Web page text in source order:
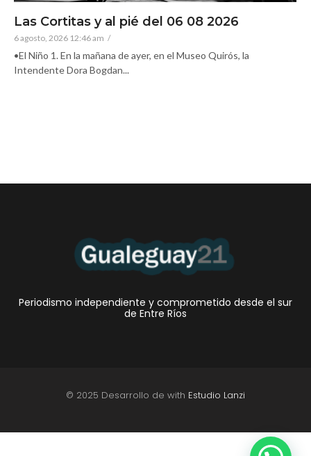
Las Cortitas y al pié del 06 08 2026
6 agosto, 2026 12:46 am /
•El Niño 1. En la mañana de ayer, en el Museo Quirós, la
Intendente Dora Bogdan...
Periodismo independiente y comprometido desde el sur
de Entre Ríos
© 2025 Desarrollo de with Estudio Lanzi